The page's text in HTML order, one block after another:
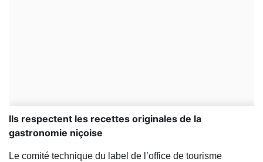
Ils respectent les recettes originales de la
gastronomie niçoise
Le comité technique du label de l’office de tourisme